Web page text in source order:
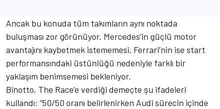
Ancak bu konuda tüm takımların aynı noktada
buluşması zor görünüyor. Mercedes’in güçlü motor
avantajını kaybetmek istememesi, Ferrari’nin ise start
performansındaki üstünlüğü nedeniyle farklı bir
yaklaşım benimsemesi bekleniyor.
Binotto, The Race’e verdiği demeçte şu ifadeleri
kullandı: “50/50 oranı belirlenirken Audi sürecin içinde